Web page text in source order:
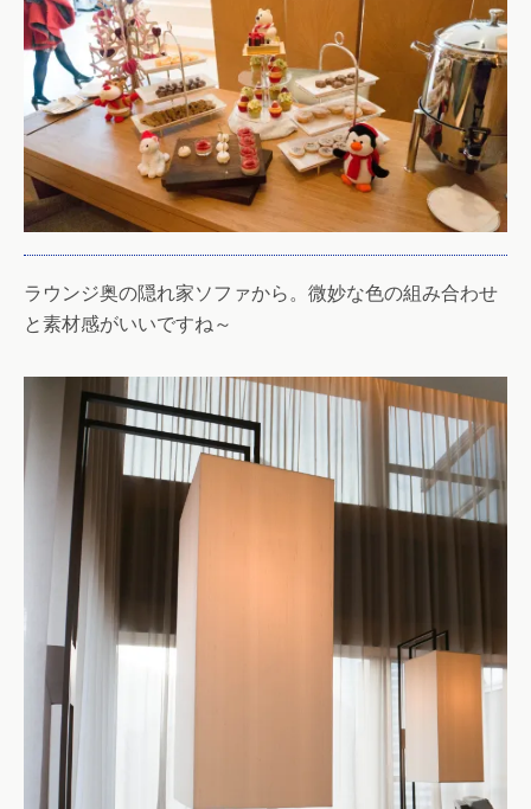
ラウンジ奥の隠れ家ソファから。微妙な色の組み合わせ
と素材感がいいですね～